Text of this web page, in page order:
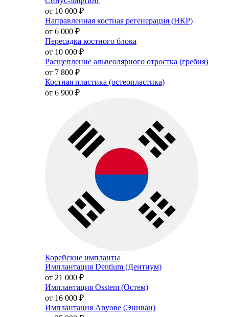
от 10 000 ₽
Направленная костная регенерация (НКР)
от 6 000 ₽
Пересадка костного блока
от 10 000 ₽
Расщепление альвеолярного отростка (гребня)
от 7 800 ₽
Костная пластика (остеопластика)
от 6 900 ₽
Корейские импланты
Имплантация Dentium (Дентиум)
от 21 000 ₽
Имплантация Osstem (Остем)
от 16 000 ₽
Имплантация Anyone (Эниван)